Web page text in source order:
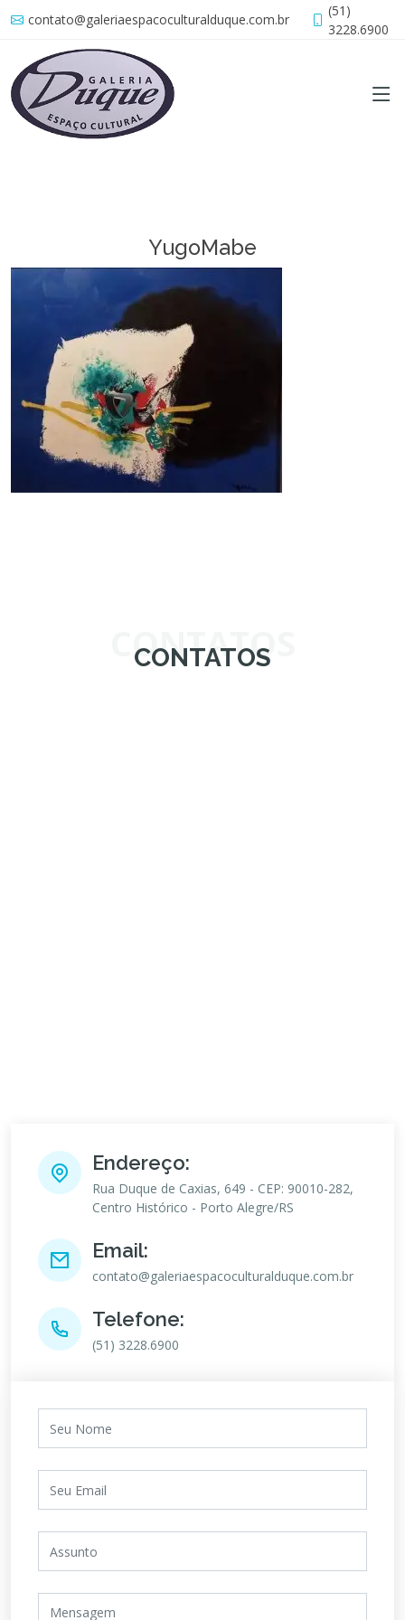
contato@galeriaespacoculturalduque.com.br
(51)
3228.6900
YugoMabe
CONTATOS
CONTATOS
Endereço:
Rua Duque de Caxias, 649 - CEP: 90010-282,
Centro Histórico - Porto Alegre/RS
Email:
contato@galeriaespacoculturalduque.com.br
Telefone:
(51) 3228.6900